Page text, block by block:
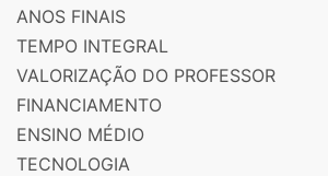
ANOS FINAIS
TEMPO INTEGRAL
VALORIZAÇÃO DO PROFESSOR
FINANCIAMENTO
ENSINO MÉDIO
TECNOLOGIA